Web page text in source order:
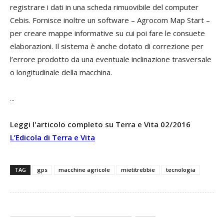
registrare i dati in una scheda rimuovibile del computer
Cebis. Fornisce inoltre un software – Agrocom Map Start –
per creare mappe informative su cui poi fare le consuete
elaborazioni. Il sistema è anche dotato di correzione per
l’errore prodotto da una eventuale inclinazione trasversale
o longitudinale della macchina.
...
Leggi l'articolo completo su Terra e Vita 02/2016
L’Edicola di Terra e Vita
TAG gps macchine agricole mietitrebbie tecnologia